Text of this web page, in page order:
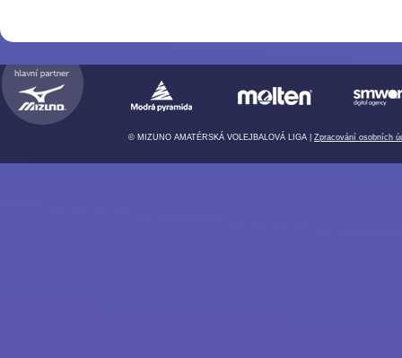
© MIZUNO AMATÉRSKÁ VOLEJBALOVÁ LIGA | Zpracování osobních